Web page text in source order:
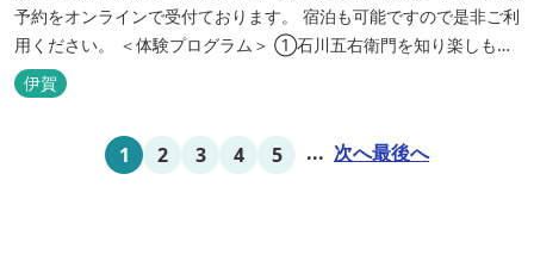
予約をオンラインで受付ております。 宿泊も可能ですので是非ご利
用ください。 ＜体験プログラム＞ ①石川五右衛門を知り楽しも
う！ ②忍者をめざそう！（入門・初級編） ③忍者の基礎体力づく
り！農業体験！ ④忍者の里山散策と忍者修行を楽しもう！（山中
伊賀
1 2 3 4 5 ... 次へ最後へ